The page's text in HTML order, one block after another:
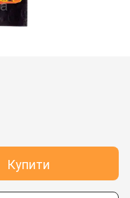
Купити